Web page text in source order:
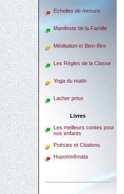
Echelles de mesure
Manifeste de la Famille
Méditation et Bien-être
Les Règles de la Classe
Yoga du matin
Lacher prise
Livres
Les meilleurs contes pour
nos enfants
Poésies et Citations
Hupomnêmata